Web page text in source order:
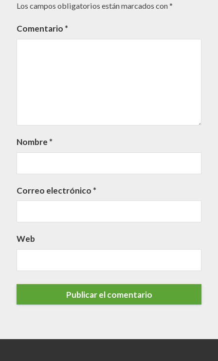
Los campos obligatorios están marcados con*
Comentario *
Nombre *
Correo electrónico *
Web